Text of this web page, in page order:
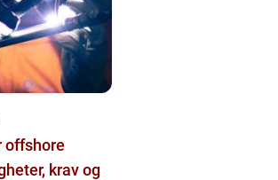
offshore
krav og